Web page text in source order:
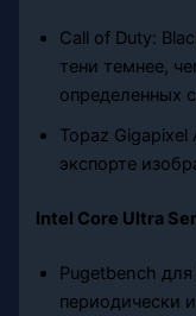
Call of Duty:
тени темнее,
определенных
Topaz
экспорте
Intel Core Ultra
Pugetbench
периодически